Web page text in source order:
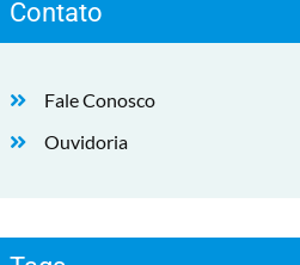
Contato
Fale Conosco
Ouvidoria